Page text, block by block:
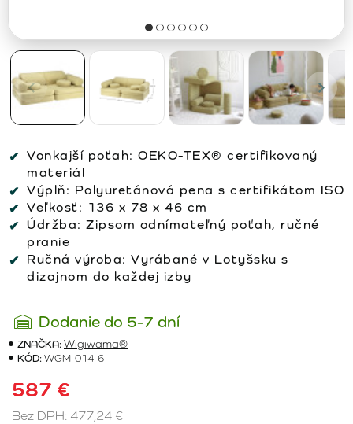
Vonkajší poťah: OEKO-TEX® certifikovaný
materiál
Výplň: Polyuretánová pena s certifikátom ISO
Veľkosť: 136 x 78 x 46 cm
Údržba: Zipsom odnímateľný poťah, ručné
pranie
Ručná výroba: Vyrábané v Lotyšsku s
dizajnom do každej izby
Dodanie do 5-7 dní
ZNAČKA:Wigiwama®
KÓD:WGM-014-6
587 €
Bez DPH: 477,24 €